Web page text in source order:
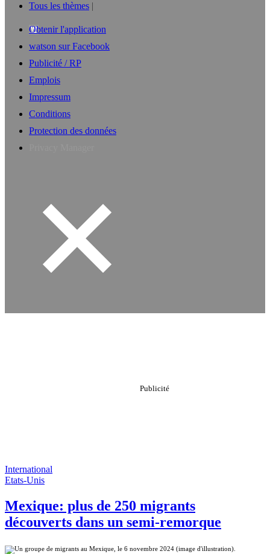
Tous les thèmes
Obtenir l'application
watson sur Facebook
Publicité / RP
Emplois
Impressum
Conditions
Protection des données
International
Etats-Unis
Mexique: plus de 250 migrants
découverts dans un semi-remorque